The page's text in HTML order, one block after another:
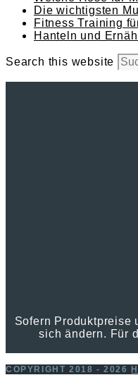
Die wichtigsten
Fitness Training
Hanteln und
Search this website
Sofern Produktpreise
sich ändern. Für
COPYRIGHT 2018 - 2026